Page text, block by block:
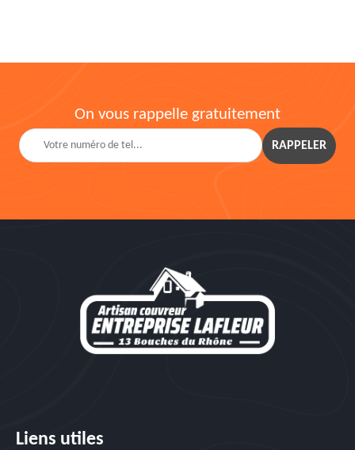
On vous rappelle gratuitement
Liens utiles